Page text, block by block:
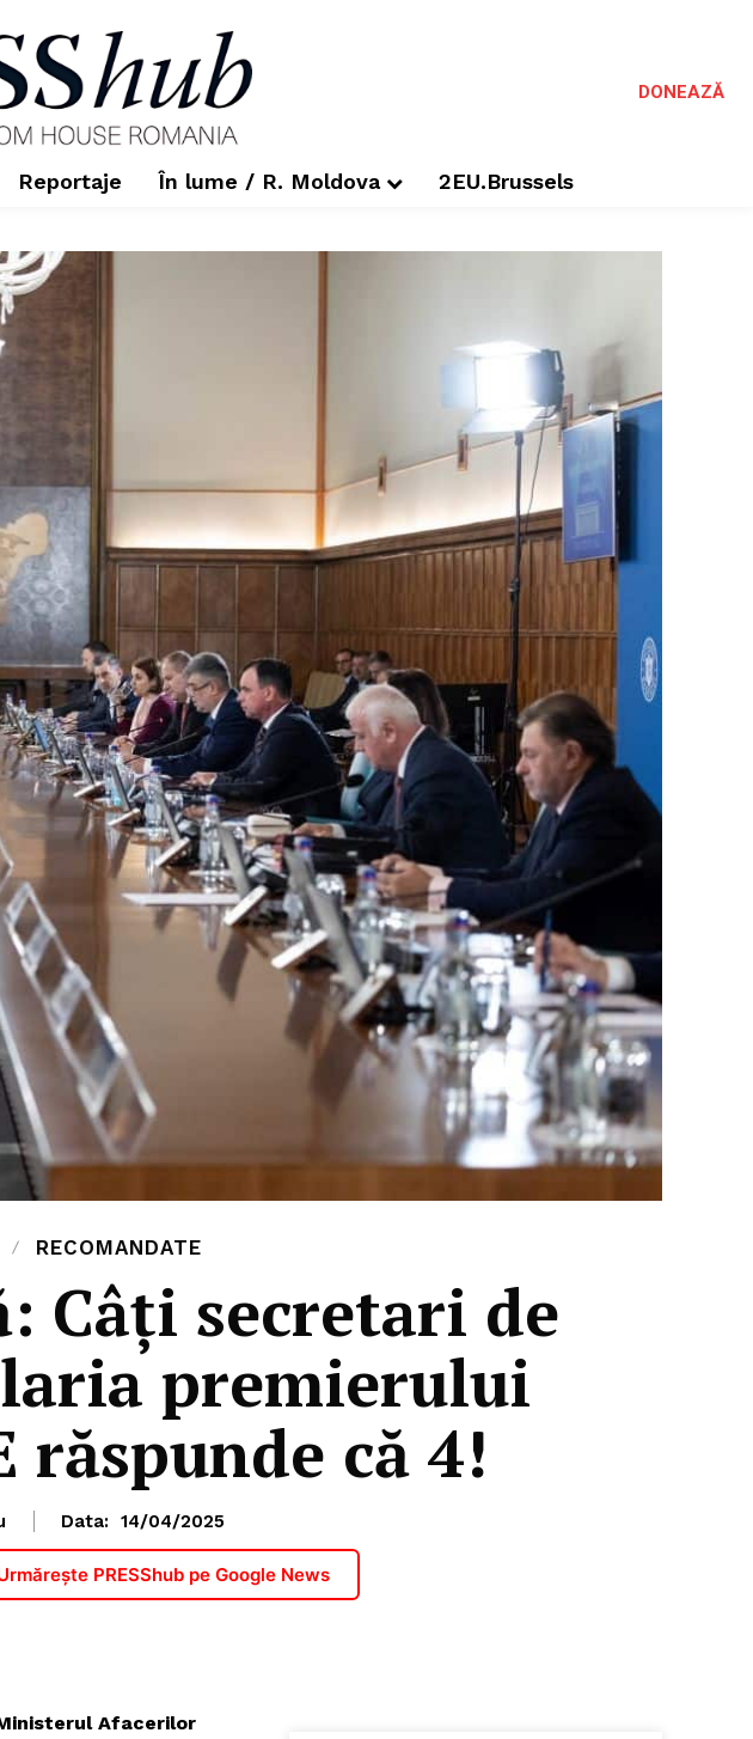
DONEAZĂ
Reportaje În lume / R. Moldova 2EU.Brussels
RECOMANDATE
Câți secretari de
premierului
răspunde că 4!
Data: 14/04/2025
PRESShub pe Google News
Afacerilor